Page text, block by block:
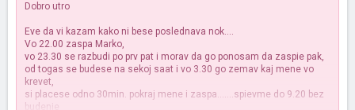
Dobro utro
Eve da vi kazam kako ni bese poslednava nok....
Vo 22.00 zaspa Marko,
vo 23.30 se razbudi po prv pat i morav da go ponosam da zaspie pak,
od togas se budese na sekoj saat i vo 3.30 go zemav kaj mene vo
krevet,
si placese odno 30min. pokraj mene i zaspa.......spievme do 9.20 bez
budenje